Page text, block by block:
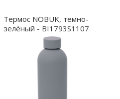
Термос NOBUK, темно-
зелёный - BI1793S1107